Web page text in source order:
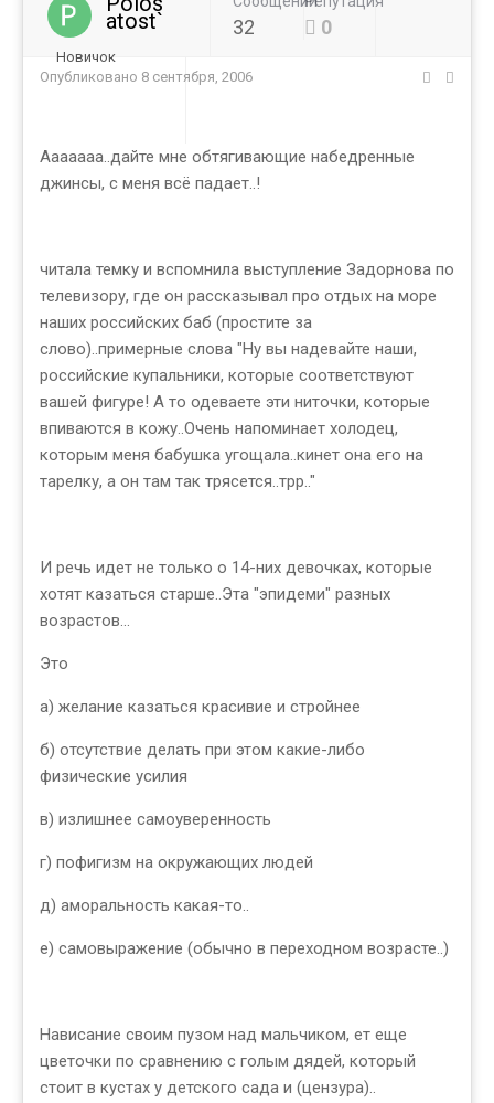
atost`
Новичок
32 0
Опубликовано 8 сентября, 2006
Ааааааа..дайте мне обтягивающие набедренные
джинсы, с меня всё падает..!
читала темку и вспомнила выступление Задорнова по
телевизору, где он рассказывал про отдых на море
наших российских баб (простите за
слово)..примерные слова "Ну вы надевайте наши,
российские купальники, которые соответствуют
вашей фигуре! А то одеваете эти ниточки, которые
впиваются в кожу..Очень напоминает холодец,
которым меня бабушка угощала..кинет она его на
тарелку, а он там так трясется..трр.."
И речь идет не только о 14-них девочках, которые
хотят казаться старше..Эта "эпидеми" разных
возрастов...
Это
а) желание казаться красивие и стройнее
б) отсутствие делать при этом какие-либо
физические усилия
в) излишнее самоуверенность
г) пофигизм на окружающих людей
д) аморальность какая-то..
е) самовыражение (обычно в переходном возрасте..)
Нависание своим пузом над мальчиком, ет еще
цветочки по сравнению с голым дядей, который
стоит в кустах у детского сада и (цензура)..